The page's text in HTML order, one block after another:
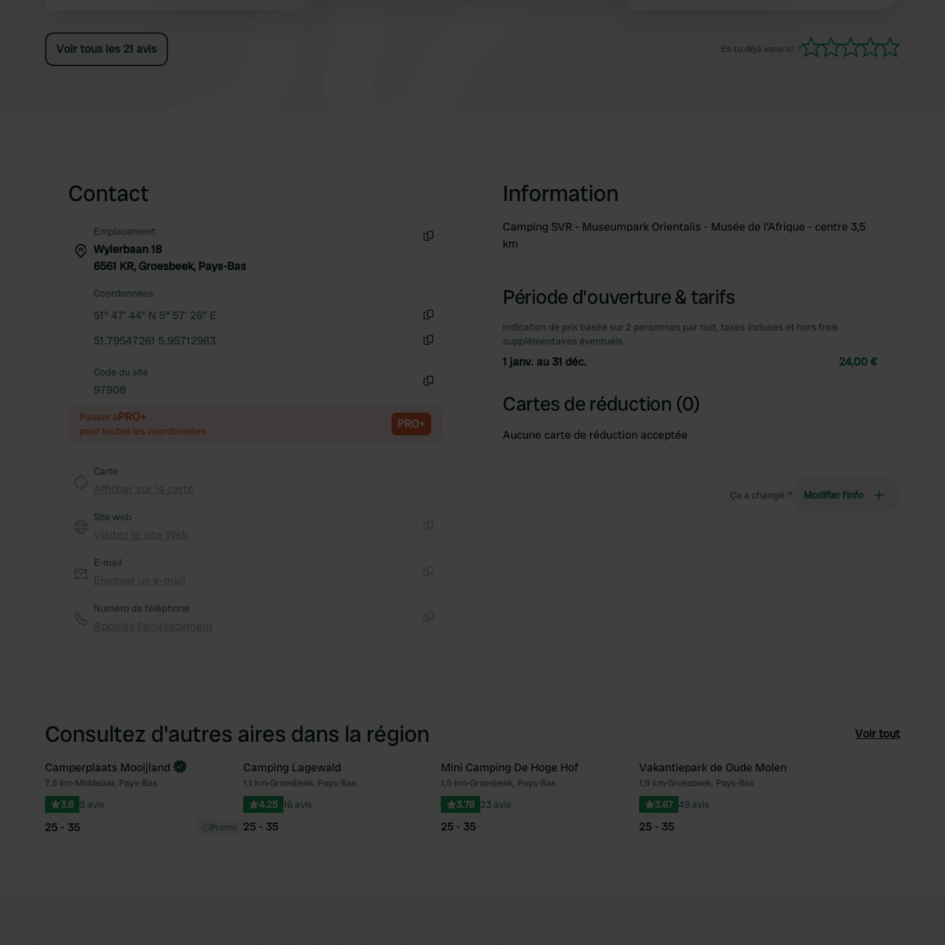
question de réduction de 2 euros, mais dans ce
cas, il ne faut pas le mentionner. Tout doit être
Voir tous les 21 avis Es-tu déjà venu ici ?
Contact
Emplacement
Wylerbaan 18
6561 KR, Groesbeek, Pays-Bas
Coordonnées
51° 47' 44" N 5° 57' 26" E
51.79547261 5.95712983
Code du site
97908
Passer àPRO+
pour toutes les coordonnées PRO+
Carte
Site web
E-mail
Numéro de téléphone
Information
Camping SVR - Museumpark Orientalis - Musée de l'Afrique - centre 3,5
km
Période d'ouverture & tarifs
Indication de prix basée sur 2 personnes par nuit, taxes incluses et hors frais
supplémentaires éventuels.
1 janv. au 31 déc. 24,00 €
Cartes de réduction (0)
Aucune carte de réduction acceptée
Ça a changé ? Modifier l’info
Consultez d'autres aires dans la région Voir tout
Préféré
Reserve maintenant
Camperplaats Mooijland
7,5 km•Middelaar, Pays-Bas
3.8 5 avis
25 - 35 Promu
Préféré
Camping Lagewald
1,1 km•Groesbeek, Pays-Bas
4.25 16 avis
25 - 35
Préféré
Mini Camping De Hoge Hof
1,5 km•Groesbeek, Pays-Bas
3.78 23 avis
25 - 35
Vakantiepark de Oude Molen
1,9 km•Groesbeek, Pays-Bas
3.67 49 avis
25 - 35